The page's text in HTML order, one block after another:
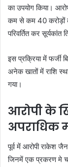
का उपयोग किया।
कम से कम 40 करोड़ों
परिवर्तित कर सूर्यकांत
इस प्रक्रिया में फर्जी
अनेक खातों में राशि
गया।
आरोपी के
अपराधिक
पूर्व में आरोपी राकेश
जिनमें एक प्रकरण मे